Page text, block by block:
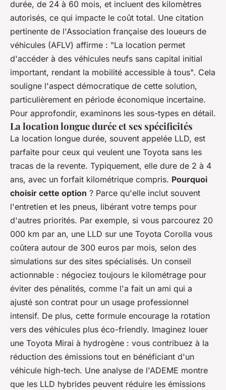
durée, de 24 à 60 mois, et incluent des kilomètres
autorisés, ce qui impacte le coût total. Une citation
pertinente de l'Association française des loueurs de
véhicules (AFLV) affirme : "La location permet
d'accéder à des véhicules neufs sans capital initial
important, rendant la mobilité accessible à tous". Cela
souligne l'aspect démocratique de cette solution,
particulièrement en période économique incertaine.
Pour approfondir, examinons les sous-types en détail.
La location longue durée et ses spécificités
La location longue durée, souvent appelée LLD, est
parfaite pour ceux qui veulent une Toyota sans les
tracas de la revente. Typiquement, elle dure de 2 à 4
ans, avec un forfait kilométrique compris. Pourquoi
choisir cette option ? Parce qu'elle inclut souvent
l'entretien et les pneus, libérant votre temps pour
d'autres priorités. Par exemple, si vous parcourez 20
000 km par an, une LLD sur une Toyota Corolla vous
coûtera autour de 300 euros par mois, selon des
simulations sur des sites spécialisés. Un conseil
actionnable : négociez toujours le kilométrage pour
éviter des pénalités, comme l'a fait un ami qui a
ajusté son contrat pour un usage professionnel
intensif. De plus, cette formule encourage la rotation
vers des véhicules plus éco-friendly. Imaginez louer
une Toyota Mirai à hydrogène : vous contribuez à la
réduction des émissions tout en bénéficiant d'un
véhicule high-tech. Une analyse de l'ADEME montre
que les LLD hybrides peuvent réduire les émissions